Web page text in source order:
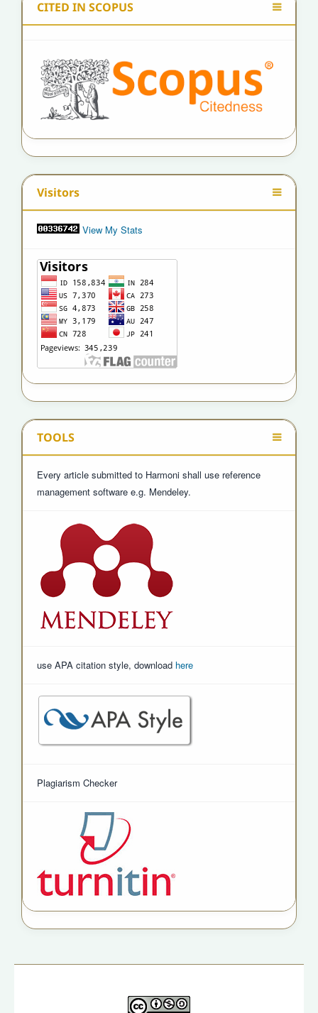
CITED IN SCOPUS
Visitors
View My Stats
TOOLS
Every article submitted to Harmoni shall use reference
management software e.g. Mendeley.
use APA citation style, download here
Plagiarism Checker